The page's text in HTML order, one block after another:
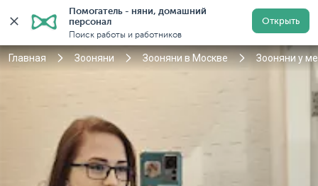
Помогатель - няни, домашний
персонал
Поиск работы и работников
Открыть
Регистрация
Главная Зооняни Зооняни в Москве Зооняни у